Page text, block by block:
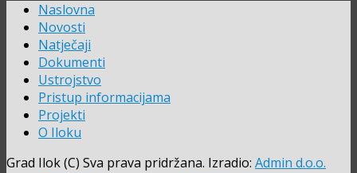
Naslovna
Novosti
Natječaji
Dokumenti
Ustrojstvo
Pristup informacijama
Projekti
O Iloku
Grad Ilok (C) Sva prava pridržana. Izradio: Admin d.o.o.